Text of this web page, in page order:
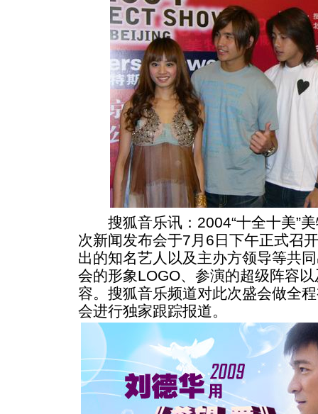
搜狐音乐讯：2004“十全十美”美
次新闻发布会于7月6日下午正式召
出的知名艺人以及主办方领导等共
会的形象LOGO、参演的超级阵容
容。搜狐音乐频道对此次盛会做全
会进行独家跟踪报道。